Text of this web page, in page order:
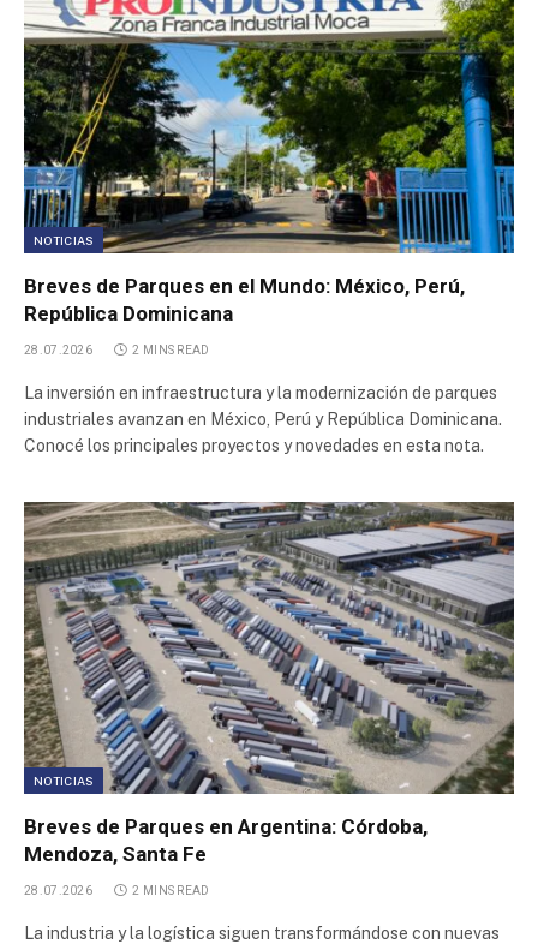
Polo Industrial Camacari
Polígono Industrial Miller
Parque Industrial
Depósito Fiscal y Aduanero del Neuquén S.A.
Zona Franca Zapala
Parque Industrial Contagem
Parque Industrial Villa El Salvador
Parque Industrial Ruta 6
Polígono Industrial Malagüeño
Parque Industrial La Bernalesa
Polo Industrial Spegazzini
Polo Industrial Ezeiza
Parque Industrial Cipolletti
NOTICIAS
Breves de Parques en el Mundo: México, Perú,
República Dominicana
28.07.2026 2 MINS READ
La inversión en infraestructura y la modernización de parques
industriales avanzan en México, Perú y República Dominicana.
Conocé los principales proyectos y novedades en esta nota.
NOTICIAS
Breves de Parques en Argentina: Córdoba,
Mendoza, Santa Fe
28.07.2026 2 MINS READ
La industria y la logística siguen transformándose con nuevas